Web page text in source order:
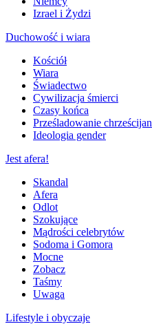
Izrael i Żydzi
Duchowość i wiara
Kościół
Wiara
Świadectwo
Cywilizacja śmierci
Czasy końca
Prześladowanie chrześcijan
Ideologia gender
Jest afera!
Skandal
Afera
Odlot
Szokujące
Mądrości celebrytów
Sodoma i Gomora
Mocne
Zobacz
Taśmy
Uwaga
Lifestyle i obyczaje